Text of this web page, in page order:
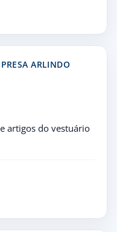
ARLINDO
artigos do vestuário